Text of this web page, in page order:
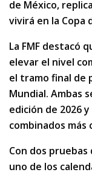
de México,
vivirá en la Copa
La FMF destacó
elevar el nivel
el tramo final de
Mundial. Ambas
edición de 2026
combinados
Con dos
uno de los